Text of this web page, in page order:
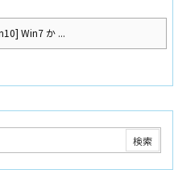
Win7 か ...